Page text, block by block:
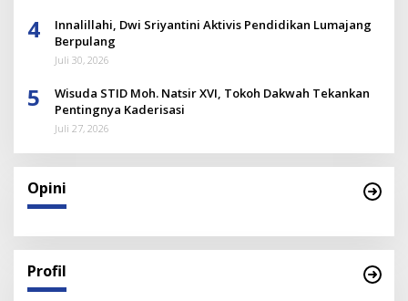
4
Innalillahi, Dwi Sriyantini Aktivis Pendidikan Lumajang
Berpulang
Juli 30, 2026
5
Wisuda STID Moh. Natsir XVI, Tokoh Dakwah Tekankan
Pentingnya Kaderisasi
Juli 27, 2026
Opini
Profil